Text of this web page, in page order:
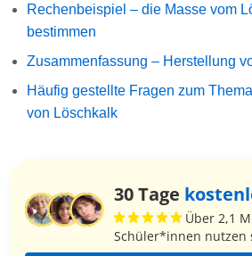
Rechenbeispiel – die Masse vom
bestimmen
Zusammenfassung – Herstellung
Häufig gestellte Fragen zum
von Löschkalk
30 Tage
Über 2,1
Schüler*innen nutzen